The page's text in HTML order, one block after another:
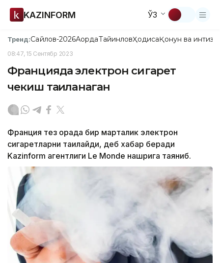
KAZINFORM ЎЗ
Тренд:Сайлов-2026АқордаТайинловҲодисаҚонун ва
08:47, 15 Сентябр 2023
Францияда электрон сигарет
чекиш тақиқланаган
Франция тез орада бир марталик электрон
сигаретларни тақиқлайди, деб хабар беради
Kazinform агентлиги Le Monde нашрига таяниб.